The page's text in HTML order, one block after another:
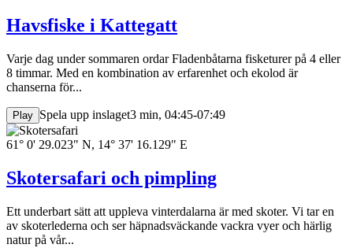
Havsfiske i Kattegatt
Varje dag under sommaren ordar Fladenbåtarna fisketurer på 4 eller
8 timmar. Med en kombination av erfarenhet och ekolod är
chanserna för...
Play Spela upp inslaget3 min, 04:45-07:49
61° 0' 29.023" N, 14° 37' 16.129" E
Skotersafari och pimpling
Ett underbart sätt att uppleva vinterdalarna är med skoter. Vi tar en
av skoterlederna och ser häpnadsväckande vackra vyer och härlig
natur på vår...